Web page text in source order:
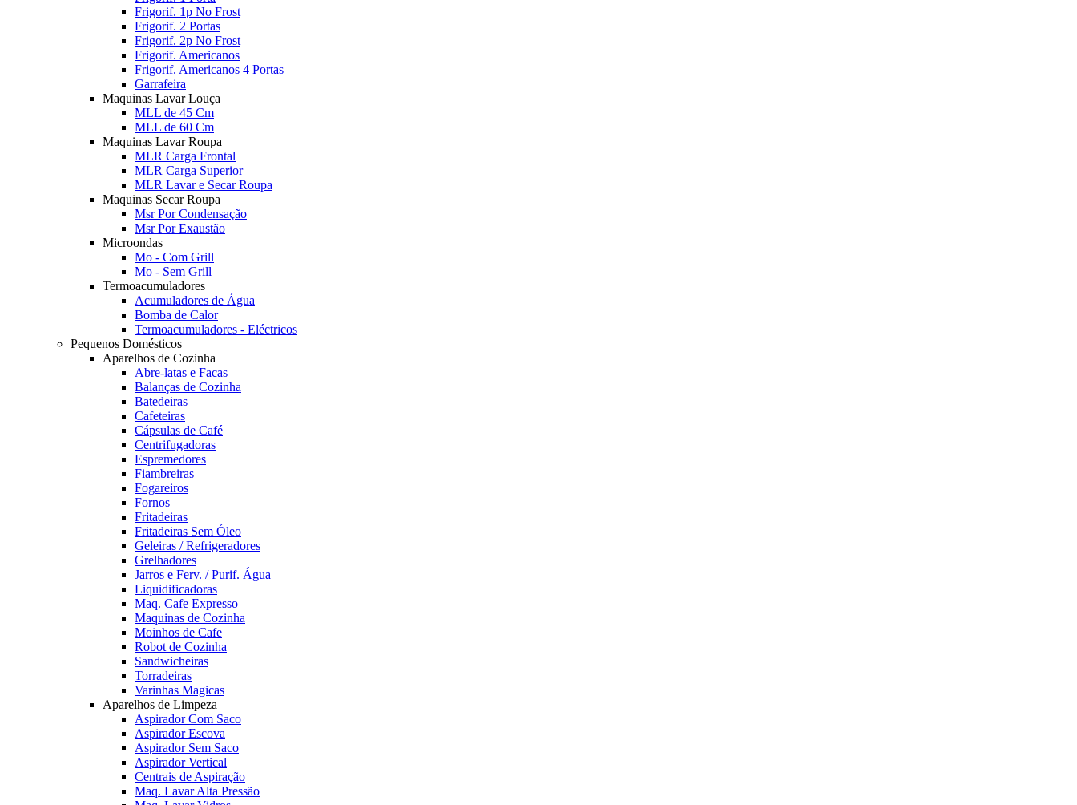
Frigorif. 1p No Frost
Frigorif. 2 Portas
Frigorif. 2p No Frost
Frigorif. Americanos
Frigorif. Americanos 4 Portas
Garrafeira
Maquinas Lavar Louça
MLL de 45 Cm
MLL de 60 Cm
Maquinas Lavar Roupa
MLR Carga Frontal
MLR Carga Superior
MLR Lavar e Secar Roupa
Maquinas Secar Roupa
Msr Por Condensação
Msr Por Exaustão
Microondas
Mo - Com Grill
Mo - Sem Grill
Termoacumuladores
Acumuladores de Água
Bomba de Calor
Termoacumuladores - Eléctricos
Pequenos Domésticos
Aparelhos de Cozinha
Abre-latas e Facas
Balanças de Cozinha
Batedeiras
Cafeteiras
Cápsulas de Café
Centrifugadoras
Espremedores
Fiambreiras
Fogareiros
Fornos
Fritadeiras
Fritadeiras Sem Óleo
Geleiras / Refrigeradores
Grelhadores
Jarros e Ferv. / Purif. Água
Liquidificadoras
Maq. Cafe Expresso
Maquinas de Cozinha
Moinhos de Cafe
Robot de Cozinha
Sandwicheiras
Torradeiras
Varinhas Magicas
Aparelhos de Limpeza
Aspirador Com Saco
Aspirador Escova
Aspirador Sem Saco
Aspirador Vertical
Centrais de Aspiração
Maq. Lavar Alta Pressão